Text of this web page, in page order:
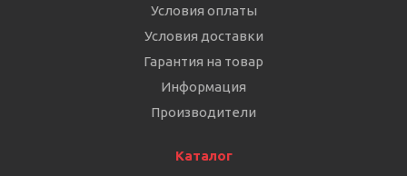
Условия оплаты
Условия доставки
Гарантия на товар
Информация
Производители
Каталог